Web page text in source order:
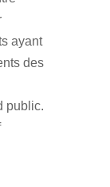
ayant
des
public.